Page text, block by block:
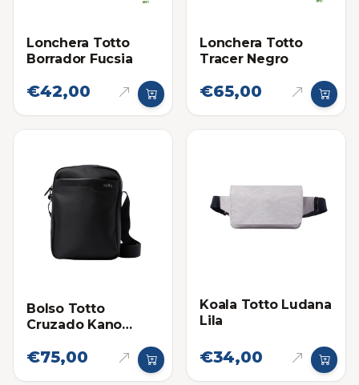
Lonchera Totto
Borrador Fucsia
€42,00
Lonchera Totto
Tracer Negro
€65,00
Bolso Totto
Cruzado Kano
€75,00
Koala Totto Ludana
Lila
€34,00